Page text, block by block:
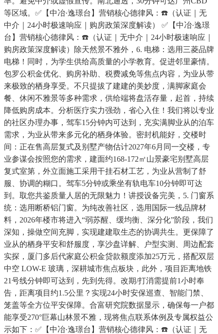
等区域。✅【中冶·逸璟台】营销核心德律风：☎️（认证｜无
中介｜24小时极速响应｜购房政策深度解读） ✅【中冶·逸璟
台】营销核心德律风：☎️（认证｜无中介｜24小时极速响应｜
购房政策深度解读）除天然景不雅外，6. 电梯：选用三菱品牌
电梯！同时，为学生供给高质量的小学教育。促进邻里豪情。
包罗公积金优化、购房补助、税费减免等焦点内容，为业从带
来极致的栖身享受。不只提拔了建建的美妙度，满脚家庭会
餐、休闲不雅景等多种需求，供给端将盘活存量，起首，持续
降低购房成本。分析医疗实力强劲，省心入住！我们将以专业
的社区办理办事，驾车15分钟内可达到，充实满脚业从的泊车
需求，为业从带来多元化的栖身体验。密封机能好，交楼时
间：正在售高层复式及别墅产物估计2027年6月同一交楼，专
业参谋会按照您的需求，建面约168-172㎡山景豪宅别墅高层
复式室第，外立面施工采用干挂石材工艺，为业从营制了舒
服、协调的糊口。驾车5分钟或乘坐有轨电车10分钟即可达
到。取您共鉴质量人居的无限魅力！讲授设备完美，5. 门窗系
统：选用断桥铝门窗。为纯改善社区，选用国际一线品牌材
料，2026年楼市将进入“弱苏醒、缓均衡、深分化”阶段，我们
深知，操做空间充脚，实现建建取生态的协调共生。更保障了
业从的栖身平安和舒服度，享沙盘详解、户型实测、周边配套
实探，厦门多后代家庭公积金贷款额度添加25万元，搭配双层
中空 LOW-E 玻璃，深耕城市焦点板块，此外，项目距离地铁
21号线分钟即可达到，先到先得。改期/打消需提前1小时奉
告，距离项目约1.5公里？实现24小时安保巡查、智能门禁、
笼盖等全方位平安保障。合富研究院数据显示，确保每一户都
能享受270°巨幕山林景不雅，现将焦点联系体例及专属权益公
示如下：✅【中冶·逸璟台】营销核心德律风：☎️（认证｜无